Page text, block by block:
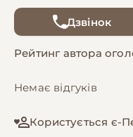
Дзвінок
Рейтинг автора
Немає відгуків
Користується є-